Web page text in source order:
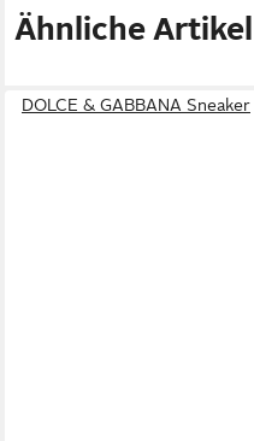
Ähnliche Artikel
DOLCE & GABBANA Sneaker